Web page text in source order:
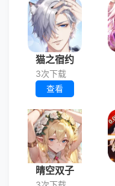
猫之宿约
3次下载
查看
晴空双子